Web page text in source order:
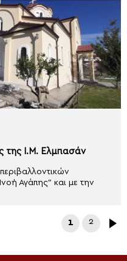
της Ι.Μ. Ελμπασάν
Αγάπης” και με την
1 2